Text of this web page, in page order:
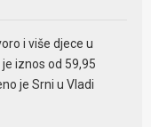
i više djece u
iznos od 59,95
je Srni u Vladi